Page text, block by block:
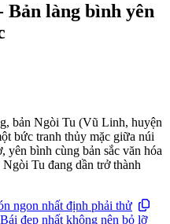
Bản làng bình yên
bản Ngòi Tu (Vũ Linh, huyện
bức tranh thủy mặc giữa núi
bình cùng bản sắc văn hóa
Tu đang dần trở thành
ngon nhất định phải thử
đẹp nhất không nên bỏ lỡ